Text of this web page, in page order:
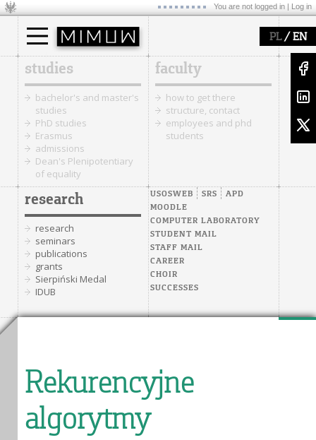
You are not logged in | Log in
PL/ EN
studies
bachelor's and master's
studies
PhD studies
Erasmus
admissions
Dean's Plenipotentiary
of equality
faculty
how to get there
structure, contact
employees and phd
students
research
research
seminars
publications
grants
Sierpiński Medal
IDUB
USOSWEB SRS
APD
MOODLE
COMPUTER LABORATORY
STUDENT MAIL
STAFF MAIL
CAREER
CHOIR
SUCCESSES
Rekurencyjne
algorytmy